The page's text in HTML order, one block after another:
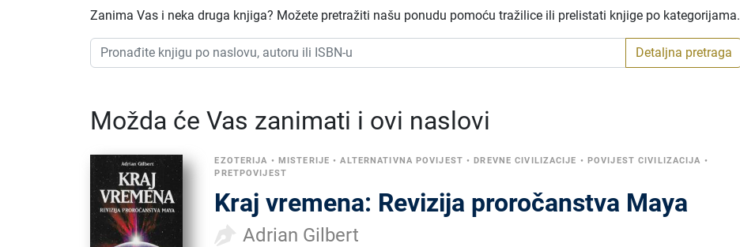
Zanima Vas i neka druga knjiga? Možete pretražiti našu ponudu pomoću tražilice ili prelistati knjige po kategorijama.
Detaljna pretraga
Možda će Vas zanimati i ovi naslovi
EZOTERIJA • MISTERIJE •ALTERNATIVNA POVIJEST •DREVNE CIVILIZACIJE • POVIJEST CIVILIZACIJA •
PRETPOVIJEST
Kraj vremena: Revizija proročanstva Maya
Adrian Gilbert